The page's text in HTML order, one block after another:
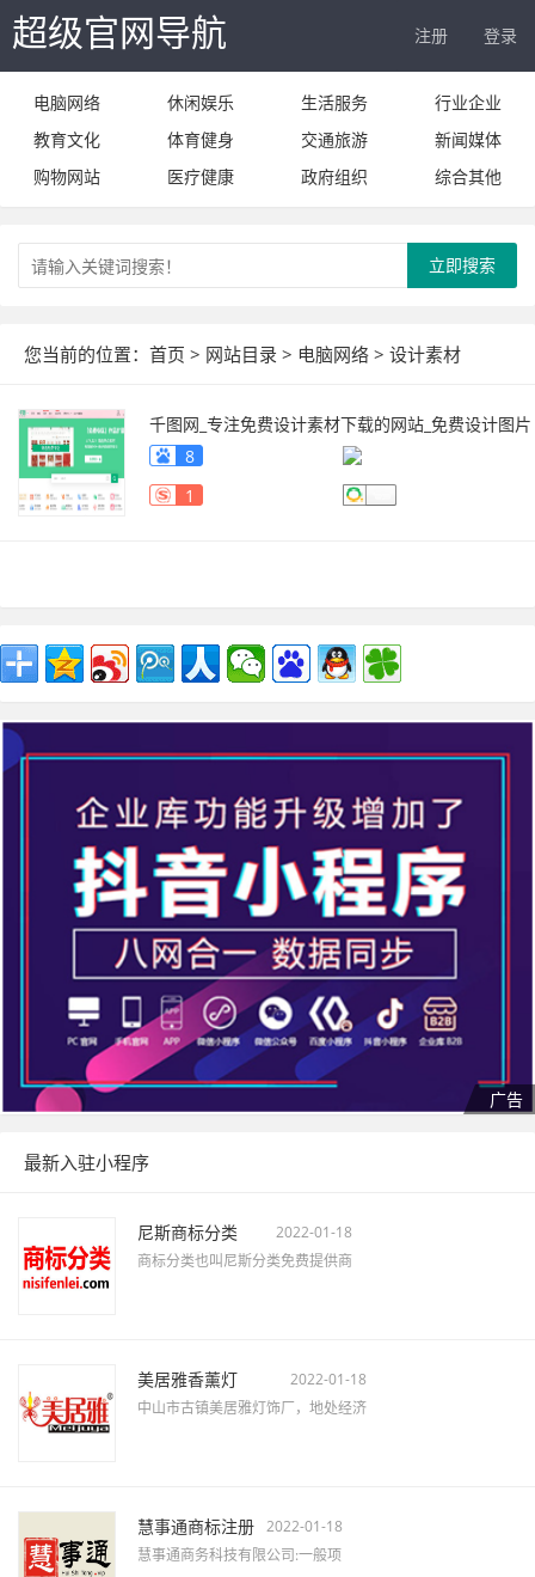
超级官网导航 注册 登录
电脑网络 休闲娱乐 生活服务
行业企业
教育文化
体育健身 交通旅游
新闻媒体
购物网站
医疗健康 政府组织 综合其他
立即搜索
您当前的位置： 首页 > 网站目录 > 电脑网络 > 设计素材
千图网_专注免费设计素材下载的网站_免费设计图片
素材中国
www.58pic.com
8
1
最新入驻小程序
尼斯商标分类
2022-01-18
商标分类也叫尼斯分类免费提供商
美居雅香薰灯
2022-01-18
中山市古镇美居雅灯饰厂，地处经济
慧事通商标注册 2022-01-18
慧事通商务科技有限公司:一般项